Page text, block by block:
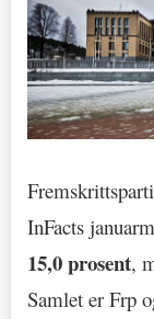
InFacts
15,0 prosent,
Samlet er Frp